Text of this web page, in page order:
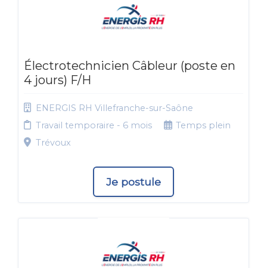
Électrotechnicien Câbleur (poste en
4 jours) F/H
ENERGIS RH Villefranche-sur-Saône
Travail temporaire - 6 mois
Temps plein
Trévoux
Je postule